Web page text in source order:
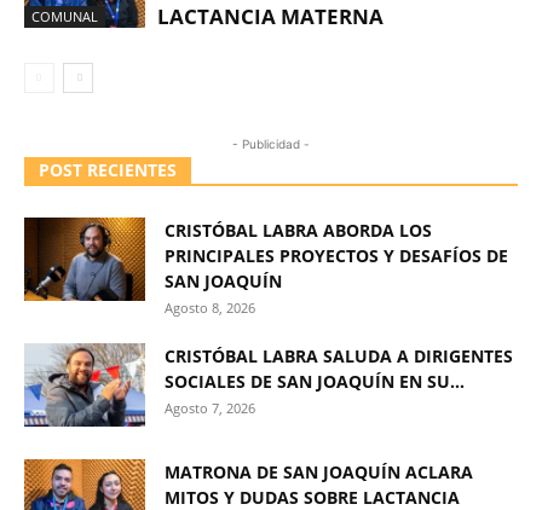
COMUNAL
LACTANCIA MATERNA
- Publicidad -
POST RECIENTES
CRISTÓBAL LABRA ABORDA LOS
PRINCIPALES PROYECTOS Y DESAFÍOS DE
SAN JOAQUÍN
Agosto 8, 2026
CRISTÓBAL LABRA SALUDA A DIRIGENTES
SOCIALES DE SAN JOAQUÍN EN SU...
Agosto 7, 2026
MATRONA DE SAN JOAQUÍN ACLARA
MITOS Y DUDAS SOBRE LACTANCIA